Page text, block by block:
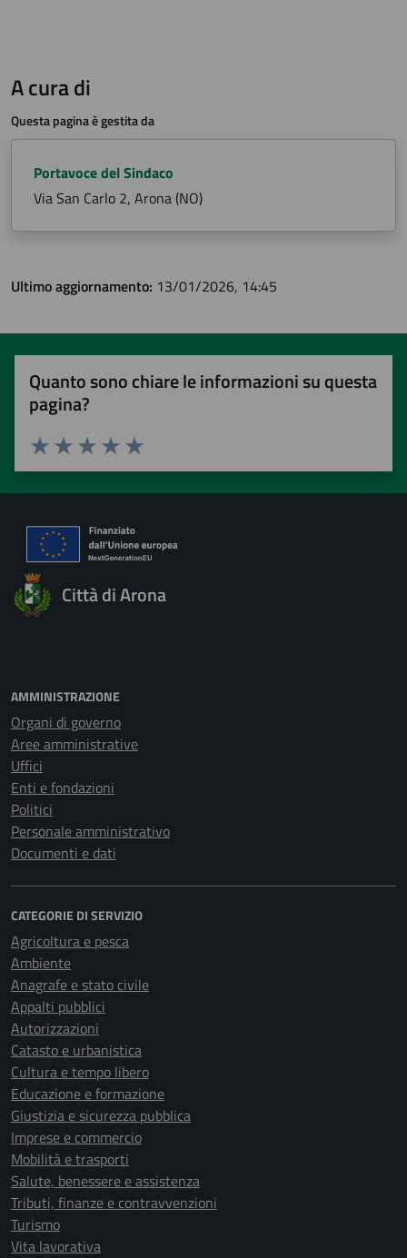
A cura di
Questa pagina è gestita da
Portavoce del Sindaco
Via San Carlo 2, Arona (NO)
Ultimo aggiornamento: 13/01/2026, 14:45
Quanto sono chiare le informazioni su questa
pagina?
Valuta 5 stelle su 5
Valuta 4 stelle su 5
Valuta 3 stelle su 5
Valuta 2 stelle su 5
Valuta 1 stelle su 5
Città di Arona
AMMINISTRAZIONE
Organi di governo
Aree amministrative
Uffici
Enti e fondazioni
Politici
Personale amministrativo
Documenti e dati
CATEGORIE DI SERVIZIO
Agricoltura e pesca
Ambiente
Anagrafe e stato civile
Appalti pubblici
Autorizzazioni
Catasto e urbanistica
Cultura e tempo libero
Educazione e formazione
Giustizia e sicurezza pubblica
Imprese e commercio
Mobilità e trasporti
Salute, benessere e assistenza
Tributi, finanze e contravvenzioni
Turismo
Vita lavorativa